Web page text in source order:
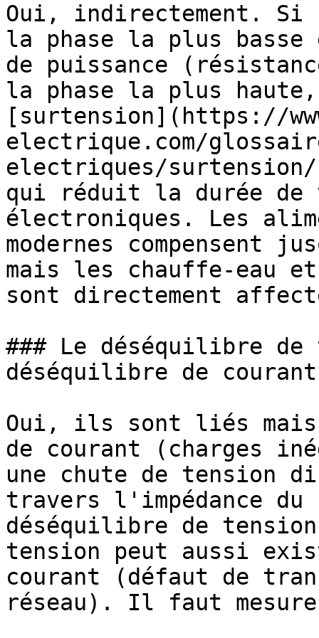
Oui, indirectement. Si
la phase la plus
de puissance
la phase la plus
[surtension](https://
electrique.com/
electriques/surtension/
qui réduit la durée de
électroniques. Les
modernes compensent
mais les chauffe-eau
sont directement
### Le déséquilibre
déséquilibre de
Oui, ils sont liés
de courant (charges
une chute de tension
travers l'impédance du
déséquilibre de
tension peut aussi
courant (défaut de
réseau). Il faut